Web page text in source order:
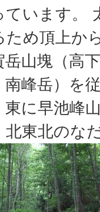
ています。
ため頂上か
岳山塊（高
南峰岳）を
東に早池峰
北東北のな